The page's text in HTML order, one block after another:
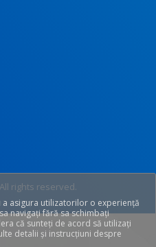
rights reserved.
O: 92]
asigura utilizatorilor o experiență
navigați fără sa schimbați
că sunteți de acord să utilizați
detalii și instrucțiuni despre